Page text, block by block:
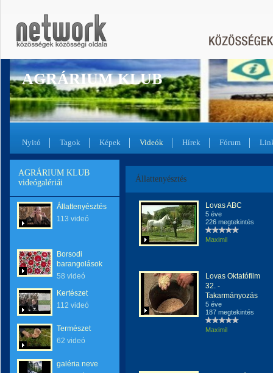
AGRÁRIUM KLUB
Nyitó Tagok Képek Videók Hírek Fórum
AGRÁRIUM KLUB
videógalériái
Állattenyésztés
113 videó
Borsodi
barangolások
58 videó
Kertészet
112 videó
Természet
62 videó
galéria neve
Állattenyésztés
Lovas ABC
5 éve
226 megtekintés
Maximil
Lovas Oktatófilm
32. -
Takarmányozás
5 éve
187 megtekintés
Maximil